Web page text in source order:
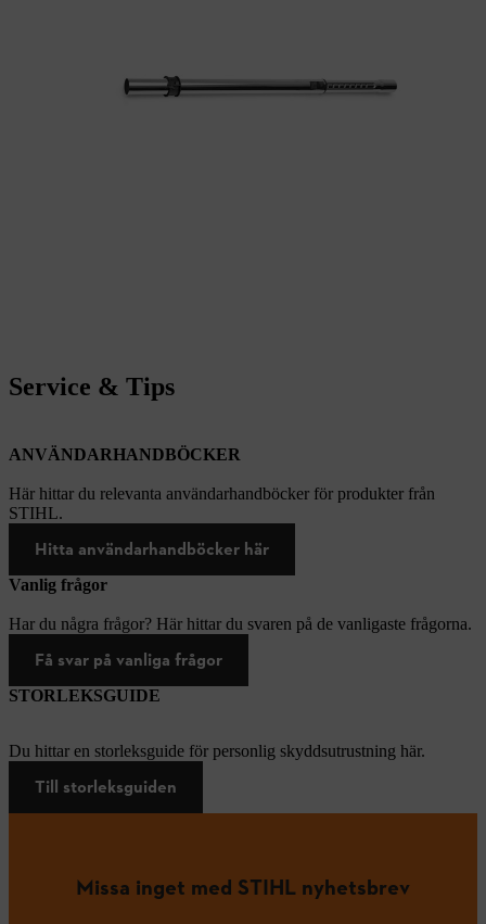
Service & Tips
ANVÄNDARHANDBÖCKER
Här hittar du relevanta användarhandböcker för produkter från
STIHL.
Hitta användarhandböcker här
Vanlig frågor
Har du några frågor? Här hittar du svaren på de vanligaste frågorna.
Få svar på vanliga frågor
STORLEKSGUIDE
Du hittar en storleksguide för personlig skyddsutrustning här.
Till storleksguiden
Missa inget med STIHL nyhetsbrev